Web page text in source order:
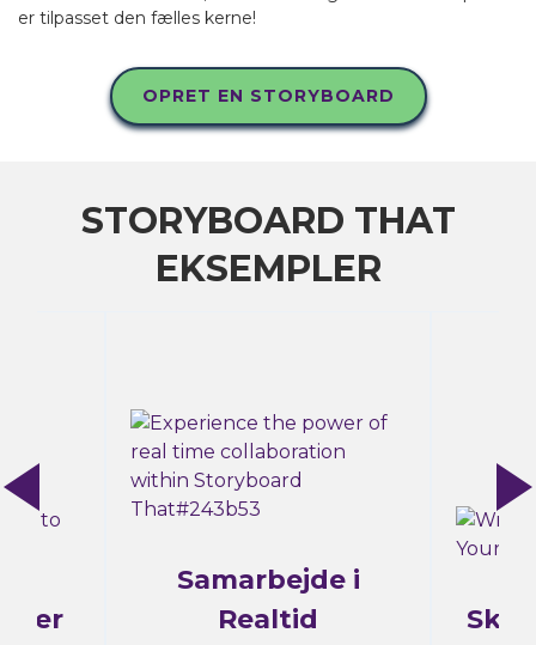
er tilpasset den fælles kerne!
OPRET EN STORYBOARD
STORYBOARD THAT
EKSEMPLER
Samarbejde i
Realtid